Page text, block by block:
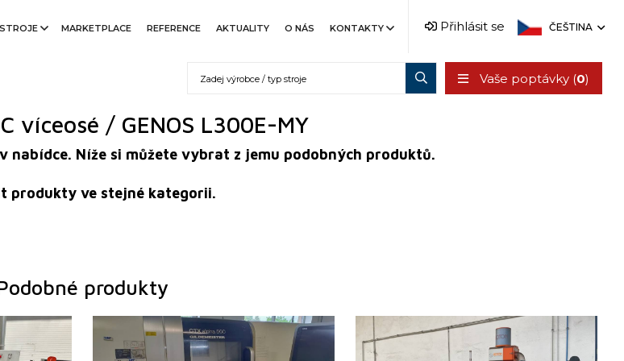
MARKETPLACE REFERENCE AKTUALITY O NÁS KONTAKTY Přihlásit se ČEŠTINA
Vaše poptávky (0)
víceosé / GENOS L300E-MY
Níže si můžete vybrat z jemu podobných produktů.
produkty ve stejné kategorii.
produkty
Rok výroby:
2008
Řídící systém
ano
Rok výroby:
2020
Řídící systém
ano